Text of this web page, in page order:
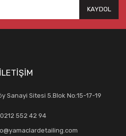
KAYDOL
İLETİŞİM
Sanayi Sitesi 5.Blok No:15-17-19
0212 552 42 94